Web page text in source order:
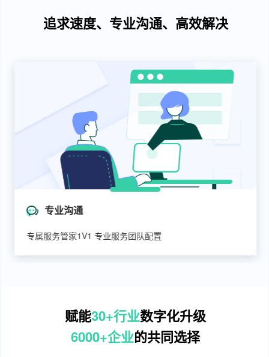
追求速度、专业沟通、高效解决
专业沟通
专属服务管家1V1 专业服务团队配置
赋能30+行业数字化升级
6000+企业的共同选择